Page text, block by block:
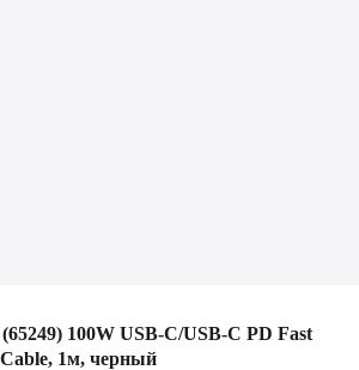
100W USB-C/USB-C PD Fast
1м, черный